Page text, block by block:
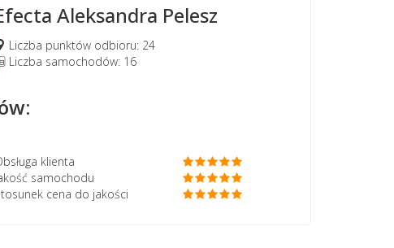
Aleksandra Pelesz
Liczba punktów odbioru: 24
Liczba samochodów: 16
klienta
samochodu
cena do jakości